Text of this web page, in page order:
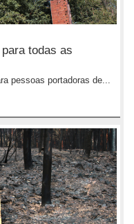
todas as
pessoas portadoras de...